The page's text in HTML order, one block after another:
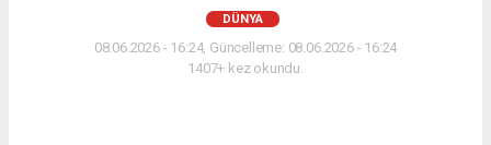
DÜNYA
08.06.2026 - 16:24, Güncelleme: 08.06.2026 - 16:24
1407+ kez okundu.